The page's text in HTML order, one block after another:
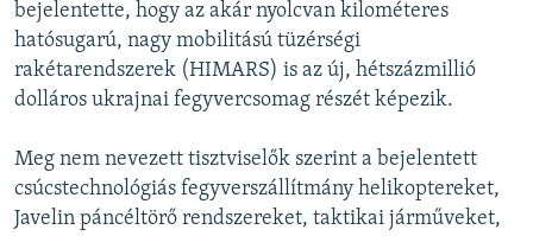
bejelentette, hogy az akár nyolcvan kilométeres
hatósugarú, nagy mobilitású tüzérségi
rakétarendszerek (HIMARS) is az új, hétszázmillió
dolláros ukrajnai fegyvercsomag részét képezik.
Meg nem nevezett tisztviselők szerint a bejelentett
csúcstechnológiás fegyverszállítmány helikoptereket,
Javelin páncéltörő rendszereket, taktikai járműveket,